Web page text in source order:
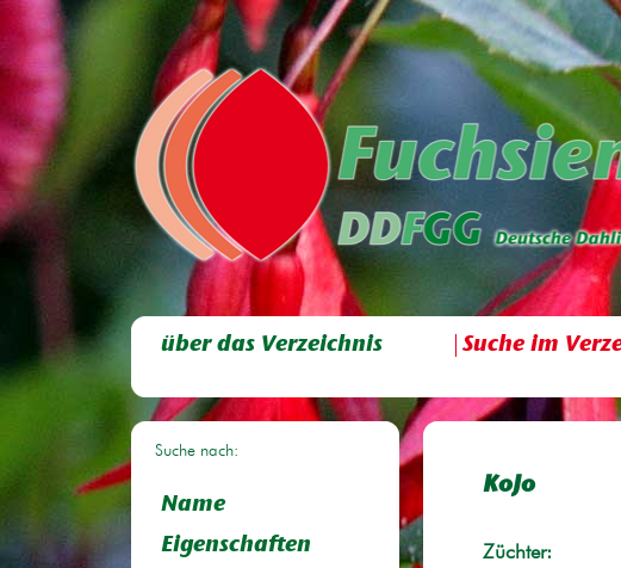
über das Verzeichnis Suche im
Suche nach:
Name
Eigenschaften
KoJo
Züchter: